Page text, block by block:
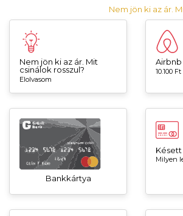
Nem jön ki az ár.
Nem jön ki az ár. Mit
csinálok rosszul?
Elolvasom
Airbnb
10.100
Bankkártya
Milyen